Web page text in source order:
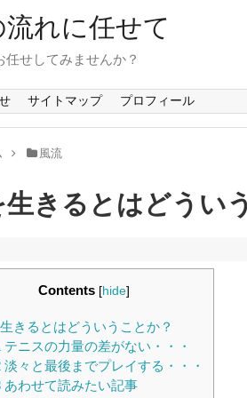
流れに任せて
任せしてみませんか？
サイトマップ プロフィール
風流
生きるとはどうい
Contents [hide]
きるとはどういうことか？
テニスの力量の差がない・・・
淡々と最後までプレイする・・・
あわせて読みたい記事